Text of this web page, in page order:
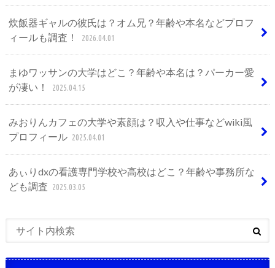
炊飯器ギャルの彼氏は？オム兄？年齢や本名などプロフ
ィールも調査！
2026.04.01
まゆワッサンの大学はどこ？年齢や本名は？パーカー愛
が凄い！
2025.04.15
みおりんカフェの大学や素顔は？収入や仕事などwiki風
プロフィール 2025.04.01
あぃりdxの看護専門学校や高校はどこ？年齢や事務所な
ども調査 2025.03.05